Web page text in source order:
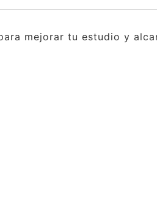
mejorar tu estudio y